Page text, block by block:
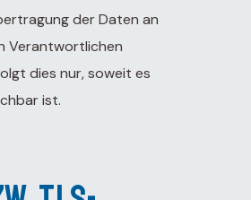
der Daten an
Verantwortlichen
dies nur, soweit es
ist.